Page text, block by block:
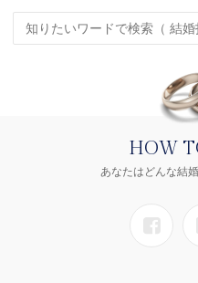
HOW
あなたはどんな結